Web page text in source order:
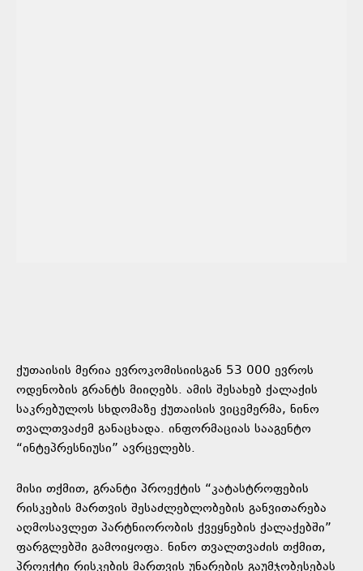
ქუთაისის მერია ევროკომისიისგან 53 000 ევროს
ოდენობის გრანტს მიიღებს. ამის შესახებ ქალაქის
საკრებულოს სხდომაზე ქუთაისის ვიცემერმა, ნინო
თვალთვაძემ განაცხადა. ინფორმაციას სააგენტო
“ინტეპრესნიუსი” ავრცელებს.
მისი თქმით, გრანტი პროექტის “კატასტროფების
რისკების მართვის შესაძლებლობების განვითარება
აღმოსავლეთ პარტნიორობის ქვეყნების ქალაქებში”
ფარგლებში გამოიყოფა. ნინო თვალთვაძის თქმით,
პროექტი რისკების მართვის უნარების გაუმჯობესებას